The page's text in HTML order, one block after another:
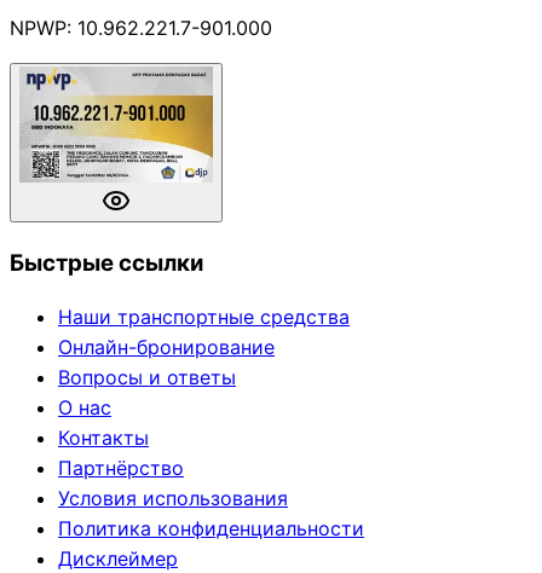
NPWP: 10.962.221.7-901.000
Быстрые ссылки
Наши транспортные средства
Онлайн-бронирование
Вопросы и ответы
О нас
Контакты
Партнёрство
Условия использования
Политика конфиденциальности
Дисклеймер